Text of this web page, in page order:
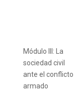
Módulo III: La
sociedad civil
ante el conflicto
armado